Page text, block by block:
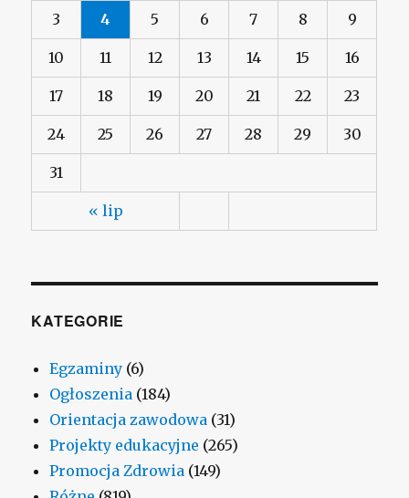
« lip
3 4 5 6 7 8 9
10 11 12 13 14 15 16
17 18 19 20 21 22 23
24 25 26 27 28 29 30
31
KATEGORIE
Egzaminy (6)
Ogłoszenia (184)
Orientacja zawodowa (31)
Projekty edukacyjne (265)
Promocja Zdrowia (149)